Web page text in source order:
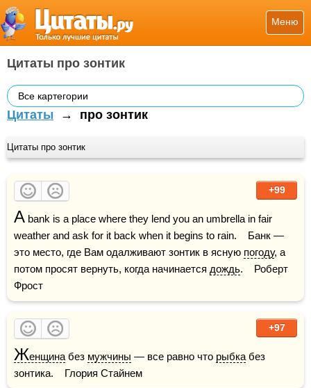
Меню
Цитаты про зонтик
Все картегории
Цитаты → про зонтик
Цитаты про зонтик
+99
A bank is a place where they lend you an umbrella in fair
weather and ask for it back when it begins to rain.    Банк —
это место, где Вам одалживают зонтик в ясную погоду, а
потом просят вернуть, когда начинается дождь.    Роберт
Фрост
+97
Женщина без мужчины — все равно что рыбка без
зонтика.    Глория Стайнем